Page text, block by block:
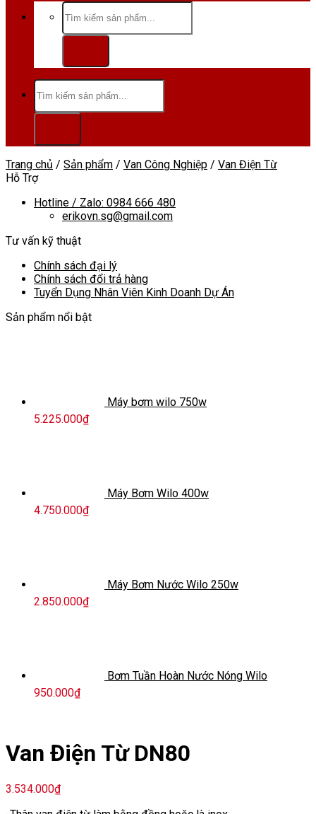
Tìm
kiếm:
Tìm
kiếm:
Trang chủ / Sản phẩm / Van Công Nghiệp / Van Điện Từ
Hỗ Trợ
Hotline / Zalo: 0984 666 480
erikovn.sg@gmail.com
Tư vấn kỹ thuật
Chính sách đại lý
Chính sách đổi trả hàng
Tuyển Dụng Nhân Viên Kinh Doanh Dự Án
Sản phẩm nổi bật
Máy bơm wilo 750w
5.225.000₫
Máy Bơm Wilo 400w
4.750.000₫
Máy Bơm Nước Wilo 250w
2.850.000₫
Bơm Tuần Hoàn Nước Nóng Wilo
950.000₫
Van Điện Từ DN80
3.534.000₫